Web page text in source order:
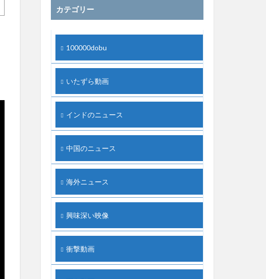
カテゴリー
100000dobu
いたずら動画
インドのニュース
中国のニュース
海外ニュース
興味深い映像
衝撃動画